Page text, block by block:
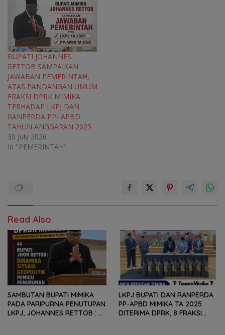
BUPATI JOHANNES
RETTOB SAMPAIKAN
JAWABAN PEMERINTAH,
ATAS PANDANGAN UMUM
FRAKSI DPRK MIMIKA
TERHADAP LKPJ DAN
RANPERDA PP- APBD
TAHUN ANGGARAN 2025
30 July 2026
In "PEMERINTAH"
Read Also
SAMBUTAN BUPATI MIMIKA
PADA PARIPURNA PENUTUPAN
LKPJ, JOHANNES RETTOB :
LKPJ BUPATI DAN RANPERDA
PP-APBD MIMIKA TA 2025
DITERIMA DPRK, 8 FRAKSI